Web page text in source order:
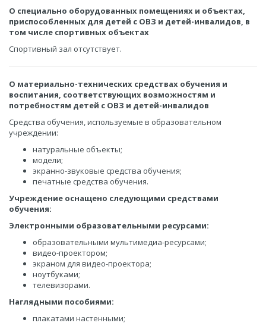
О специально оборудованных помещениях и объектах,
приспособленных для детей с ОВЗ и детей-инвалидов, в
том числе спортивных объектах
Спортивный зал отсутствует.
О материально-технических средствах обучения и
воспитания, соответствующих возможностям и
потребностям детей с ОВЗ и детей-инвалидов
Средства обучения, используемые в образовательном
учреждении:
натуральные объекты;
модели;
экранно-звуковые средства обучения;
печатные средства обучения.
Учреждение оснащено следующими средствами
обучения:
Электронными образовательными ресурсами:
образовательными мультимедиа-ресурсами;
видео-проектором;
экраном для видео-проектора;
ноутбуками;
телевизорами.
Наглядными пособиями:
плакатами настенными;